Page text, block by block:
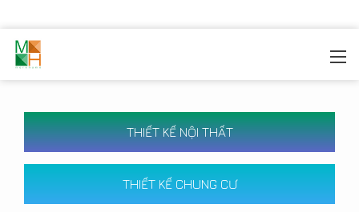
THIẾT KẾ NỘI THẤT
THIẾT KẾ CHUNG CƯ